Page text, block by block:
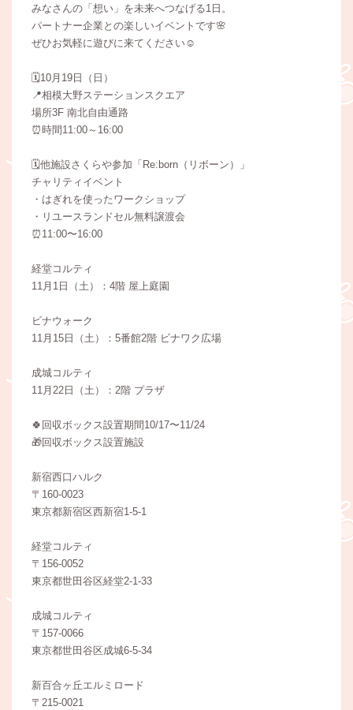
みなさんの「想い」を未来へつなげる1日。
パートナー企業との楽しいイベントです🌸
ぜひお気軽に遊びに来てください☺️
🗓️10月19日（日）
📍相模大野ステーションスクエア
場所3F 南北自由通路
⏰️時間11:00～16:00
🗓️他施設さくらや参加「Re:born（リボーン）」
チャリティイベント
・はぎれを使ったワークショップ
・リユースランドセル無料譲渡会
⏰️11:00〜16:00
経堂コルティ
11月1日（土）：4階 屋上庭園
ビナウォーク
11月15日（土）：5番館2階 ビナワク広場
成城コルティ
11月22日（土）：2階 プラザ
🍀回収ボックス設置期間10/17〜11/24
🎁回収ボックス設置施設
新宿⻄⼝ハルク
〒160-0023
東京都新宿区⻄新宿1-5-1
経堂コルティ
〒156-0052
東京都世田谷区経堂2-1-33
成城コルティ
〒157-0066
東京都世田谷区成城6-5-34
新百合ヶ丘エルミロード
〒215-0021